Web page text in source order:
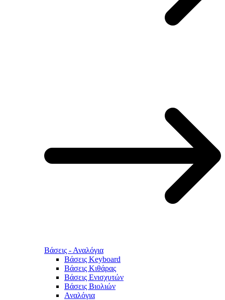
Βάσεις - Αναλόγια
Βάσεις Keyboard
Βάσεις Κιθάρας
Βάσεις Ενισχυτών
Βάσεις Βιολιών
Αναλόγια